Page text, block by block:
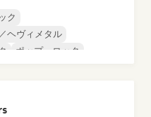
ク
ヘヴィメタル
ポップ・ロック